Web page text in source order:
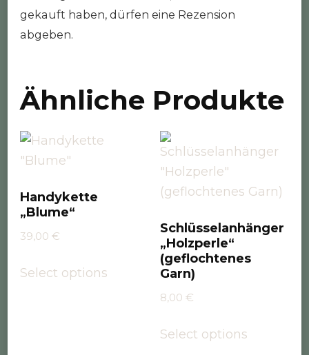
gekauft haben, dürfen eine Rezension
abgeben.
Ähnliche Produkte
Handykette
„Blume“
39,00 €
Select options
Schlüsselanhänger
„Holzperle“
(geflochtenes
Garn)
8,00 €
Select options